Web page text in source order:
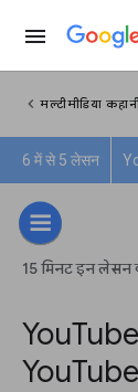
menu
chevron_left मल्टीमीडिया
6 में से 5 लेसन
15 मिनट इन लेसन